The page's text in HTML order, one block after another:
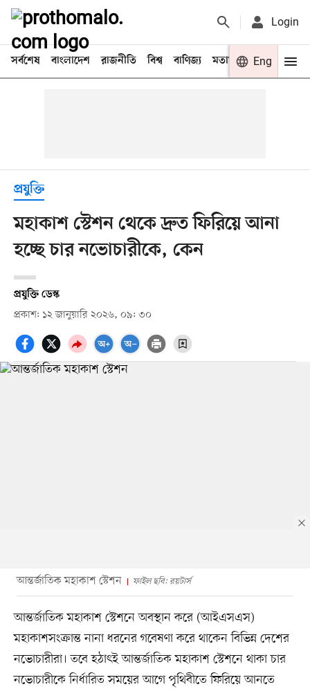
Login
সর্বশেষ বাংলাদেশ রাজনীতি বিশ্ব বাণিজ্য মতামত খেলা
Eng
প্রযুক্তি
মহাকাশ স্টেশন থেকে দ্রুত ফিরিয়ে আনা
হচ্ছে চার নভোচারীকে, কেন
প্রযুক্তি ডেস্ক
প্রকাশ: ১২ জানুয়ারি ২০২৬, ০৯: ৩০
আন্তর্জাতিক মহাকাশ স্টেশন ফাইল ছবি: রয়টার্স
আন্তর্জাতিক মহাকাশ স্টেশনে অবস্থান করে (আইএসএস)
মহাকাশসংক্রান্ত নানা ধরনের গবেষণা করে থাকেন বিভিন্ন দেশের
নভোচারীরা। তবে হঠাৎই আন্তর্জাতিক মহাকাশ স্টেশনে থাকা চার
নভোচারীকে নির্ধারিত সময়ের আগে পৃথিবীতে ফিরিয়ে আনতে